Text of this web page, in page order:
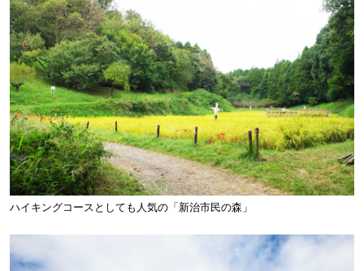
ハイキングコースとしても人気の「新治市民の森」